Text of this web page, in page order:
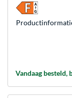
Vandaag besteld,